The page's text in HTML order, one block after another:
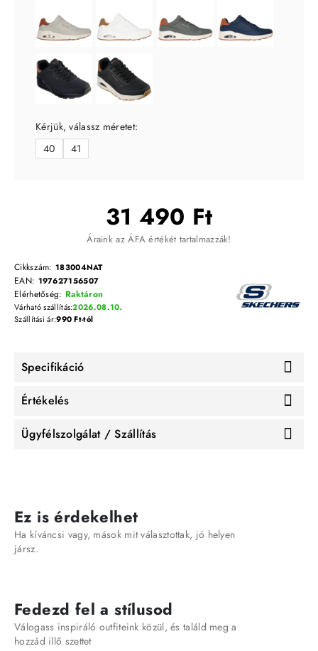
31 490 Ft
Áraink az ÁFA értékét tartalmazzák!
Cikkszám: 183004NAT
EAN: 197627156507
Elérhetőség: Raktáron
Várható szállítás:2026.08.10.
Szállítási ár:990 Ft-tól
Kérjük, válassz méretet:
40
41
Specifikáció
Értékelés
Ügyfélszolgálat / Szállítás
Ez is érdekelhet
Ha kíváncsi vagy, mások mit választottak, jó helyen
jársz.
Fedezd fel a stílusod
Válogass inspiráló outfiteink közül, és találd meg a
hozzád illő szettet